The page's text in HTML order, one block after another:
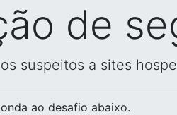
de
suspeitos a sites
ao desafio abaixo.